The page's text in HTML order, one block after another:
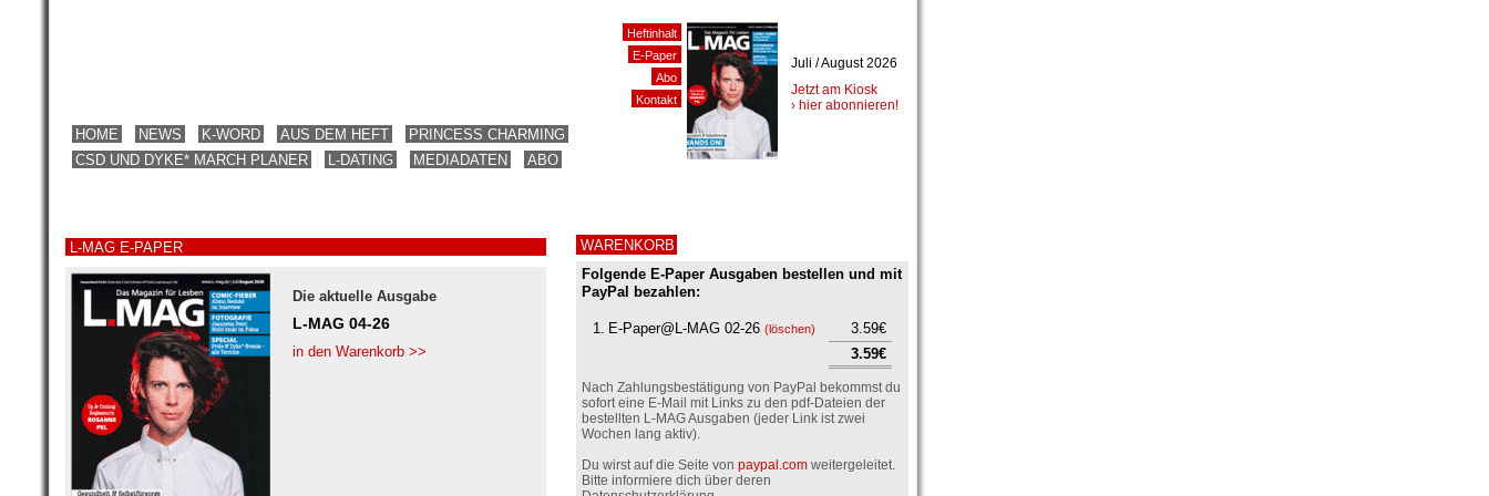
HOME NEWS K-WORD AUS DEM HEFT
PRINCESS CHARMING
CSD UND DYKE* MARCH PLANER
L-DATING MEDIADATEN ABO
L-MAG E-PAPER
Die aktuelle Ausgabe
L-MAG 04-26
in den Warenkorb >>
WARENKORB
Folgende E-Paper Ausgaben bestellen und mit
PayPal bezahlen:
1. E-Paper@L-MAG 02-26 (löschen)
3.59€
3.59€
Nach Zahlungsbestätigung von PayPal bekommst du
sofort eine E-Mail mit Links zu den pdf-Dateien der
bestellten L-MAG Ausgaben (jeder Link ist zwei
Wochen lang aktiv).
Du wirst auf die Seite von paypal.com weitergeleitet.
Bitte informiere dich über deren
Heftinhalt
E-Paper
Abo
Kontakt
Juli / August 2026
Jetzt am Kiosk
› hier abonnieren!